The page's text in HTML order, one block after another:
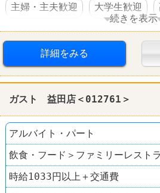
主婦・主夫歓迎 大学生歓迎
WワークOK 社員登用あり 禁
レストラン
お好み焼道とん堀
続きを表示
詳細をみる
ガスト 益田店＜012761＞
アルバイト・パート
飲食・フード＞ファミリーレスト
時給1033円以上＋交通費